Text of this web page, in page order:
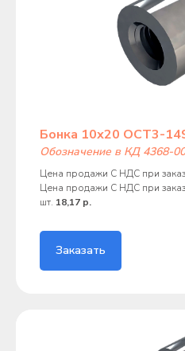
Бонка 10х20 ОСТ3-
Обозначение в КД 4368-
Цена продажи С НДС при
Цена продажи С НДС при
шт. 18,17 р.
Заказать